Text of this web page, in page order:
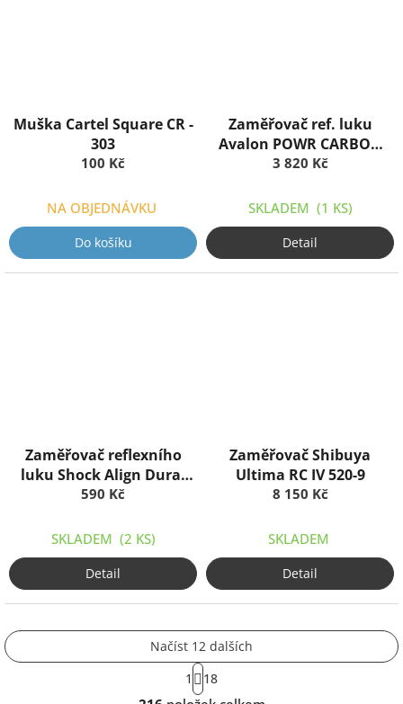
Muška Cartel Square CR -
303
100 Kč
NA OBJEDNÁVKU
Do košíku
Zaměřovač ref. luku
Avalon POWR CARBON
BLACK
3 820 Kč
SKLADEM (1 KS)
Detail
Zaměřovač reflexního
luku Shock Align Dural
krátký
590 Kč
SKLADEM (2 KS)
Detail
Zaměřovač Shibuya
Ultima RC IV 520-9
8 150 Kč
SKLADEM
Detail
O
Načíst 12 dalších
S
t
r
1 18